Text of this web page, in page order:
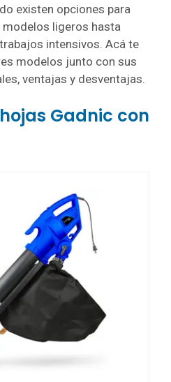
existen opciones para
modelos ligeros hasta
intensivos. Acá te
modelos junto con sus
ventajas y desventajas.
Gadnic con